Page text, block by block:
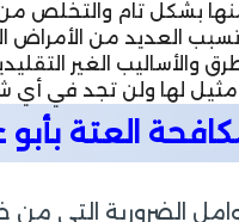
بشكل تام والتخلص من
العديد من الأمراض
والأساليب الغير
مثيل لها ولن تجد في
العتة
الضرورية التي